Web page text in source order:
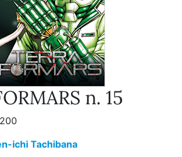
n. 15
ichi Tachibana